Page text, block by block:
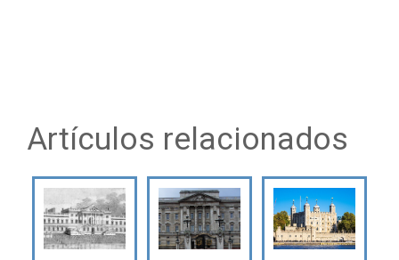
Artículos relacionados